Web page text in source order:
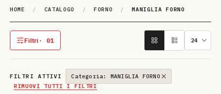
HOME / CATALOGO / FORNO / MANIGLIA FORNO
MA­NI­GLIA FORNO
Filtri · 01
1 filtro attivo
FILTRI ATTIVI
Categoria: MANIGLIA FORNO
RIMUOVI TUTTI I FILTRI